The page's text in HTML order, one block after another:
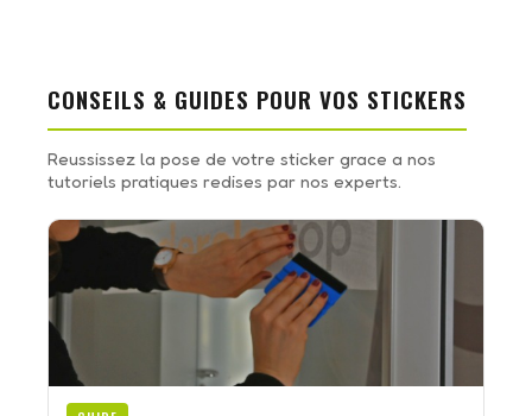
CONSEILS & GUIDES POUR VOS STICKERS
Reussissez la pose de votre sticker grace a nos
tutoriels pratiques redises par nos experts.